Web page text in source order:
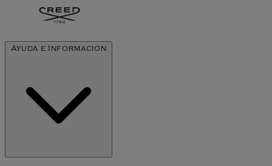
Ayuda e Informacion